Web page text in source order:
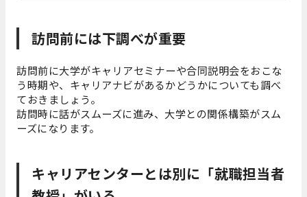
訪問前には下調べが重要
訪問前に大学がキャリアセミナーや合同説明会をおこな
う時期や、キャリアナビがあるかどうかについても調べ
ておきましょう。
訪問時に話がスムーズに進み、大学との関係構築がスム
ーズになります。
キャリアセンターとは別に「就職担当者